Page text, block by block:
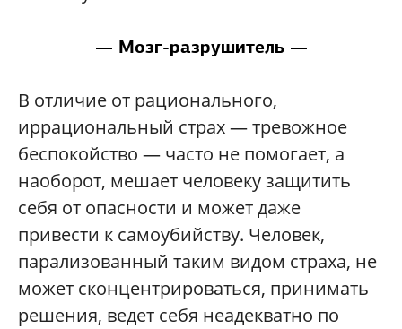
— Мозг-разрушитель —
В отличие от рационального,
иррациональный страх — тревожное
беспокойство — часто не помогает, а
наоборот, мешает человеку защитить
себя от опасности и может даже
привести к самоубийству. Человек,
парализованный таким видом страха, не
может сконцентрироваться, принимать
решения, ведет себя неадекватно по